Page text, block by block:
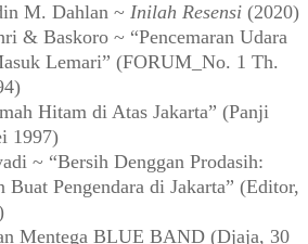
M. Dahlan ~ Inilah Resensi (2020)
& Baskoro ~ “Pencemaran Udara
Lemari” (FORUM_No. 1 Th.
Hitam di Atas Jakarta” (Panji
1997)
~ “Bersih Denggan Prodasih:
Buat Pengendara di Jakarta” (Editor,
Mentega BLUE BAND (Djaja, 30